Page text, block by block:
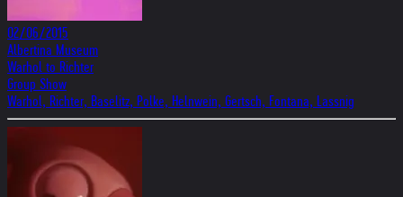
02/06/2015
Albertina Museum
Warhol to Richter
Group Show
Warhol, Richter, Baselitz, Polke, Helnwein, Gertsch, Fontana, Lassnig